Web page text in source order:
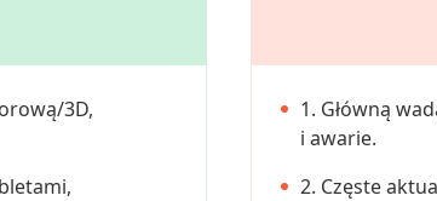
3D,
1. Główną
i awarie.
2. Częste